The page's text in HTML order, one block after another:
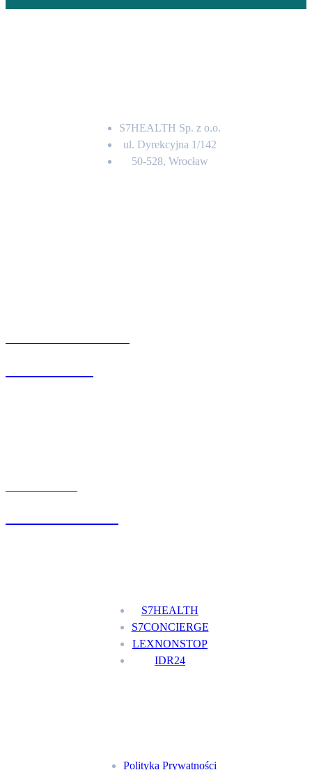
S7HEALTH Sp. z o.o.
ul. Dyrekcyjna 1/142
50-528, Wrocław
S7HEALTH
S7CONCIERGE
LEXNONSTOP
IDR24
Polityka Prywatności